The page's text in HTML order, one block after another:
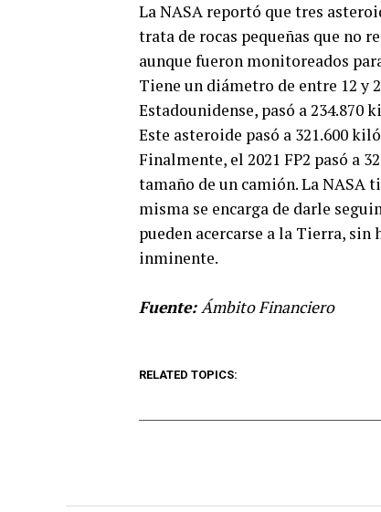
La NASA reportó que tres
trata de rocas pequeñas que no
aunque fueron monitoreados
Tiene un diámetro de entre 12 y
Estadounidense, pasó a 234.870
Este asteroide pasó a 321.600
Finalmente, el 2021 FP2 pasó a
tamaño de un camión. La NASA
misma se encarga de darle
pueden acercarse a la Tierra,
inminente.
Fuente:Ámbito Financiero
RELATED TOPICS: